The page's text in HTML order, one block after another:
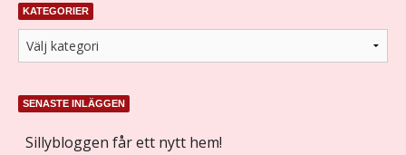
KATEGORIER
SENASTE INLÄGGEN
Sillybloggen får ett nytt hem!